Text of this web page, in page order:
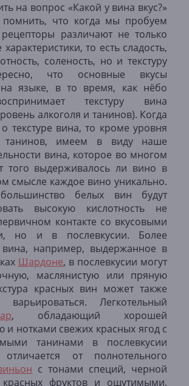
на вопрос «Какой у вина вкус?»
помнить, что когда мы пробуем
различают не только
то есть сладость,
соленость, но и текстуру
что основные вкусы
языке, в то время, как нёбо
текстуру вина
алкоголя и танинов). Когда
текстуре вина, то кроме уровня
танинов, имеем в виду наше
вина, которое во многом
того выдерживалось ли вино в
смысле каждое вино уникально.
белых вин будут
высокую кислотность не
контакте со вкусовыми
но и в послевкусии. Более
вина, например, выдержанное в
Шардоне, в послевкусии могут
маслянистую или пряную
красных вин может также
варьироваться. Легкотельный
, обладающий хорошей
и нотками свежих красных ягод с
танинами в послевкусии
отличается от полнотельного
с тонами специй, черной
фруктов и ощутимыми,